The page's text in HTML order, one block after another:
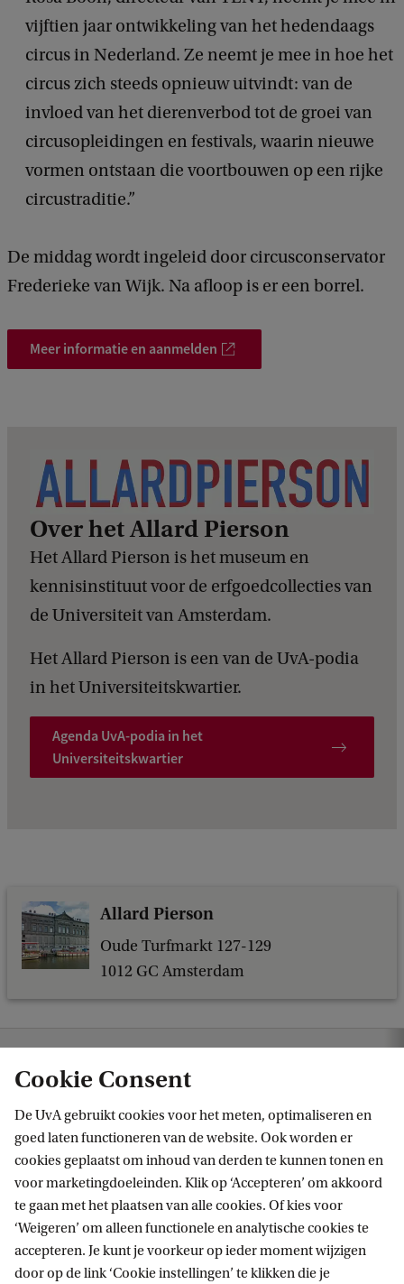
vijftien jaar ontwikkeling van het hedendaags
circus in Nederland. Ze neemt je mee in hoe het
circus zich steeds opnieuw uitvindt: van de
invloed van het dierenverbod tot de groei van
circusopleidingen en festivals, waarin nieuwe
vormen ontstaan die voortbouwen op een rijke
circustraditie.”
De middag wordt ingeleid door circusconservator
Frederieke van Wijk. Na afloop is er een borrel.
Meer informatie en aanmelden
Over het Allard Pierson
Het Allard Pierson is het museum en
kennisinstituut voor de erfgoedcollecties van
de Universiteit van Amsterdam.
Het Allard Pierson is een van de UvA-podia
in het Universiteitskwartier.
Agenda UvA-podia in het
Universiteitskwartier
Allard Pierson
Oude Turfmarkt 127-129
1012 GC Amsterdam
Informatie voor
Cookie Consent
De UvA gebruikt cookies voor het meten, optimaliseren en
goed laten functioneren van de website. Ook worden er
cookies geplaatst om inhoud van derden te kunnen tonen en
voor marketingdoeleinden. Klik op ‘Accepteren’ om akkoord
te gaan met het plaatsen van alle cookies. Of kies voor
‘Weigeren’ om alleen functionele en analytische cookies te
accepteren. Je kunt je voorkeur op ieder moment wijzigen
door op de link ‘Cookie instellingen’ te klikken die je